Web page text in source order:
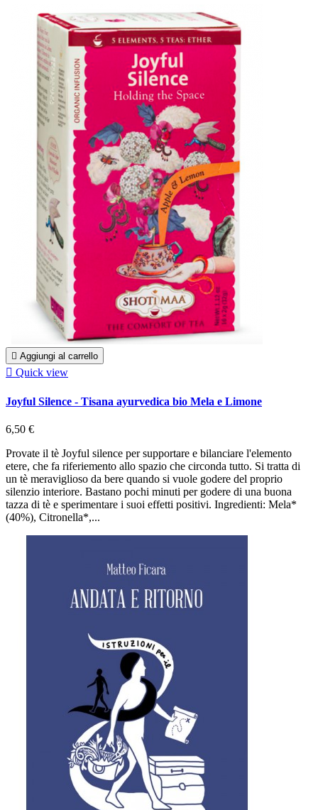
 Aggiungi al carrello
 Quick view
Joyful Silence - Tisana ayurvedica bio Mela e Limone
6,50 €
Provate il tè Joyful silence per supportare e bilanciare l'elemento
etere, che fa riferiemento allo spazio che circonda tutto. Si tratta di
un tè meraviglioso da bere quando si vuole godere del proprio
silenzio interiore. Bastano pochi minuti per godere di una buona
tazza di tè e sperimentare i suoi effetti positivi. Ingredienti: Mela*
(40%), Citronella*,...